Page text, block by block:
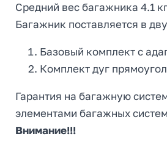
Средний вес багажника 4.1
Багажник поставляется в
Базовый комплект с
Комплект дуг
Гарантия на багажную
элементами багажных
Внимание!!!